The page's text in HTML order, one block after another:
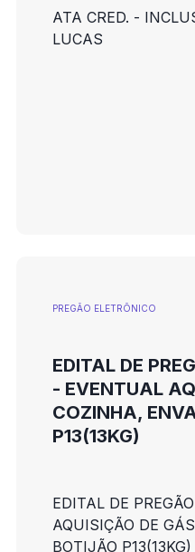
ATA CRED. -
LUCAS
PREGÃO ELETRÕNICO
EDITAL DE
- EVENTUAL
COZINHA,
P13(13KG)
EDITAL DE
AQUISIÇÃO DE
BOTIJÃO P13(13KG)